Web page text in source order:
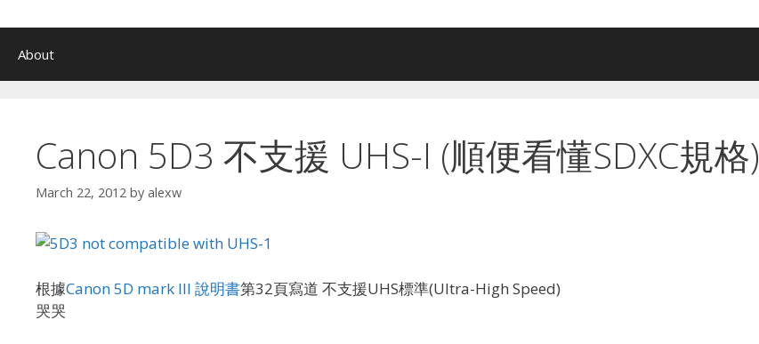
About
Canon 5D3 不支援 UHS-I (順便看懂SDXC規格)
March 22, 2012 by alexw
根據Canon 5D mark III 說明書第32頁寫道 不支援UHS標準(Ultra-High Speed)
哭哭